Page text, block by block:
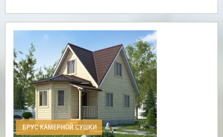
БРУС КАМЕРНОЙ СУШКИ